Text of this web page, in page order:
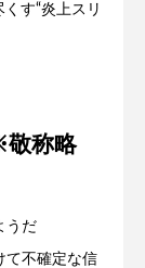
す“炎上スリ
称略
うだ
て不確定な信